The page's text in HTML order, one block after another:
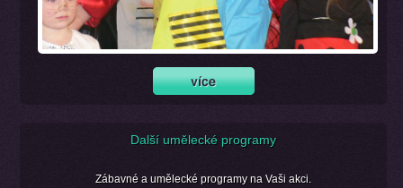
Další umělecké programy
Zábavné a umělecké programy na Vaši akci.